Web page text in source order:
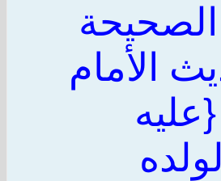
الصحيحة
الأمام